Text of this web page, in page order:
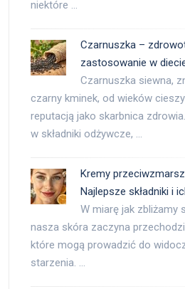
niektóre …
Czarnuszka –
zastosowanie w
Czarnuszka siewna,
czarny kminek, od wieków
reputacją jako skarbnica
w składniki odżywcze, …
Kremy
Najlepsze składniki i
W miarę jak zbliżamy
nasza skóra zaczyna
które mogą prowadzić do
starzenia. …